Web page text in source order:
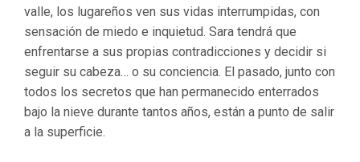
valle, los lugareños ven sus vidas interrumpidas, con
sensación de miedo e inquietud. Sara tendrá que
enfrentarse a sus propias contradicciones y decidir si
seguir su cabeza… o su conciencia. El pasado, junto con
todos los secretos que han permanecido enterrados
bajo la nieve durante tantos años, están a punto de salir
a la superficie.